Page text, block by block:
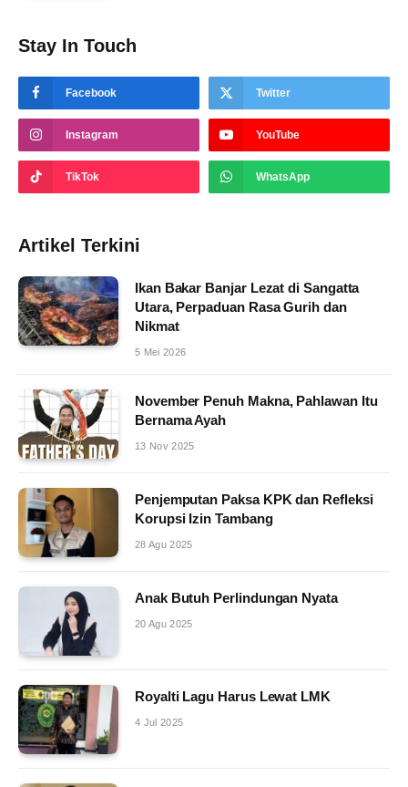
Stay In Touch
Facebook Twitter
Instagram YouTube
TikTok WhatsApp
Artikel Terkini
Ikan Bakar Banjar Lezat di Sangatta
Utara, Perpaduan Rasa Gurih dan
Nikmat
5 Mei 2026
November Penuh Makna, Pahlawan Itu
Bernama Ayah
13 Nov 2025
Penjemputan Paksa KPK dan Refleksi
Korupsi Izin Tambang
28 Agu 2025
Anak Butuh Perlindungan Nyata
20 Agu 2025
Royalti Lagu Harus Lewat LMK
4 Jul 2025